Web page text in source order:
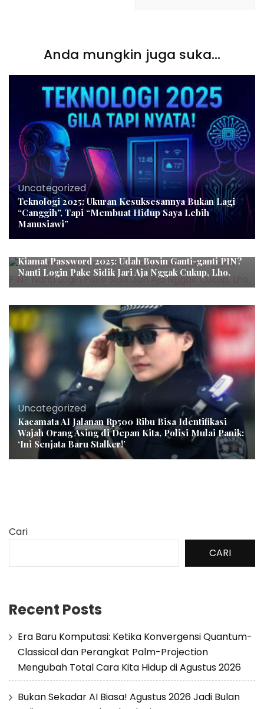
Anda mungkin juga suka...
Uncategorized
Teknologi 2025: Ukuran Kesuksesannya Bukan Lagi
“Canggih”, Tapi “Membuat Hidup Saya Lebih
Manusiawi”
Kiamat Password 2025: Udah Bosin Ganti-ganti PIN?
Nanti Login Pake Sidik Jari Aja Nggak Cukup, Lho.
Uncategorized
Kacamata AI Jalanan Rp500 Ribu Bisa Identifikasi
Wajah Orang Asing di Depan Kita, Polisi Mulai Panik:
‘Ini Senjata Baru Stalker!’
Cari
CARI
Recent Posts
Era Baru Komputasi: Ketika Konvergensi Quantum-
Classical dan Perangkat Palm-Projection
Mengubah Total Cara Kita Hidup di Agustus 2026
Bukan Sekadar AI Biasa! Agustus 2026 Jadi Bulan